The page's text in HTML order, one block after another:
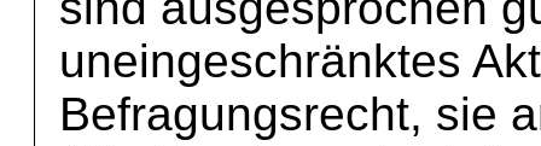
uneingeschränktes
Befragungsrecht, sie